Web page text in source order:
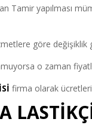
Tamir yapılması
göre değişiklik
o zaman
firma olarak